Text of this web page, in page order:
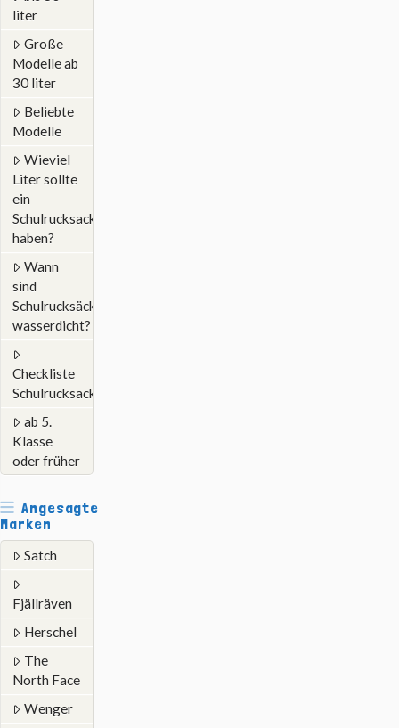
liter
Große
Modelle ab
30 liter
Beliebte
Modelle
Wieviel
Liter sollte
ein
Schulrucksack
haben?
Wann
sind
Schulrucksäcke
wasserdicht?
Checkliste
Schulrucksack
ab 5.
Klasse
oder früher
Angesagte
Marken
Satch
Fjällräven
Herschel
The
North Face
Wenger